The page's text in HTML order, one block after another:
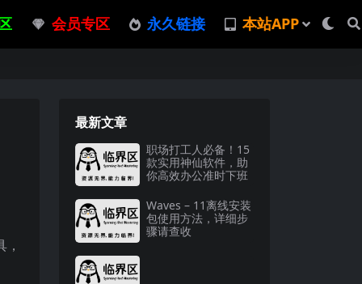
会员专区 永久链接 本站APP
最新文章
职场打工人必备！15
款实用神仙软件，助
你高效办公准时下班
Waves – 11离线安装
包使用方法，详细步
骤请查收